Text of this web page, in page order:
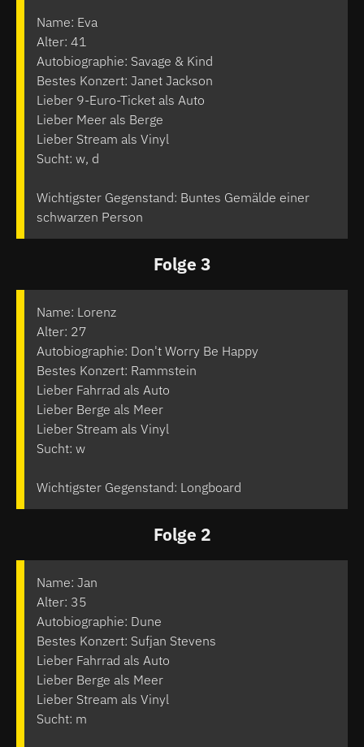
Name: Eva
Alter: 41
Autobiographie: Savage & Kind
Bestes Konzert: Janet Jackson
Lieber 9-Euro-Ticket als Auto
Lieber Meer als Berge
Lieber Stream als Vinyl
Sucht: w, d
Wichtigster Gegenstand: Buntes Gemälde einer
schwarzen Person
Folge 3
Name: Lorenz
Alter: 27
Autobiographie: Don't Worry Be Happy
Bestes Konzert: Rammstein
Lieber Fahrrad als Auto
Lieber Berge als Meer
Lieber Stream als Vinyl
Sucht: w
Wichtigster Gegenstand: Longboard
Folge 2
Name: Jan
Alter: 35
Autobiographie: Dune
Bestes Konzert: Sufjan Stevens
Lieber Fahrrad als Auto
Lieber Berge als Meer
Lieber Stream als Vinyl
Sucht: m